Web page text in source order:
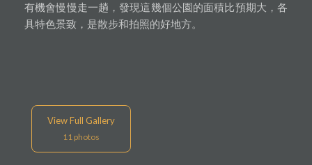
有機會慢慢走一趟，發現這幾個公園的面積比預期大，各
具特色景致，是散步和拍照的好地方。
View Full Gallery
11 photos